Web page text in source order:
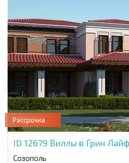
Рассрочка
ID 12679 Виллы в Грин
Созополь